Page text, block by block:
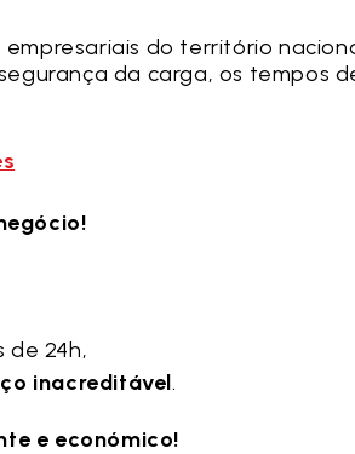
empresariais do território
da carga, os tempos
de 24h,
inacreditável.
e económico!